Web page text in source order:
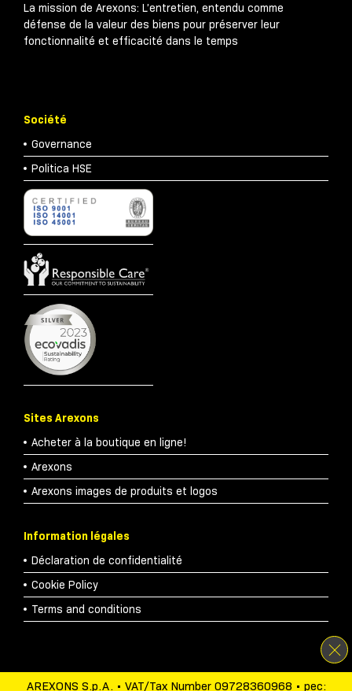
La mission de Arexons: L’entretien, entendu comme
défense de la valeur des biens pour préserver leur
fonctionnalité et efficacité dans le temps
Société
Governance
Politica HSE
Sites Arexons
Acheter à la boutique en ligne!
Arexons
Arexons images de produits et logos
Information légales
Déclaration de confidentialité
Cookie Policy
Terms and conditions
AREXONS S.p.A. • VAT/Tax Number 09728360968 • pec: